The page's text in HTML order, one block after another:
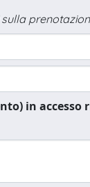
in accesso